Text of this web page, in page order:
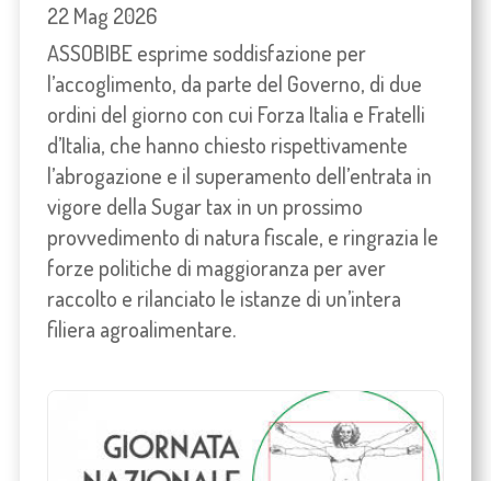
22 Mag 2026
ASSOBIBE esprime soddisfazione per
l’accoglimento, da parte del Governo, di due
ordini del giorno con cui Forza Italia e Fratelli
d’Italia, che hanno chiesto rispettivamente
l’abrogazione e il superamento dell’entrata in
vigore della Sugar tax in un prossimo
provvedimento di natura fiscale, e ringrazia le
forze politiche di maggioranza per aver
raccolto e rilanciato le istanze di un’intera
filiera agroalimentare.